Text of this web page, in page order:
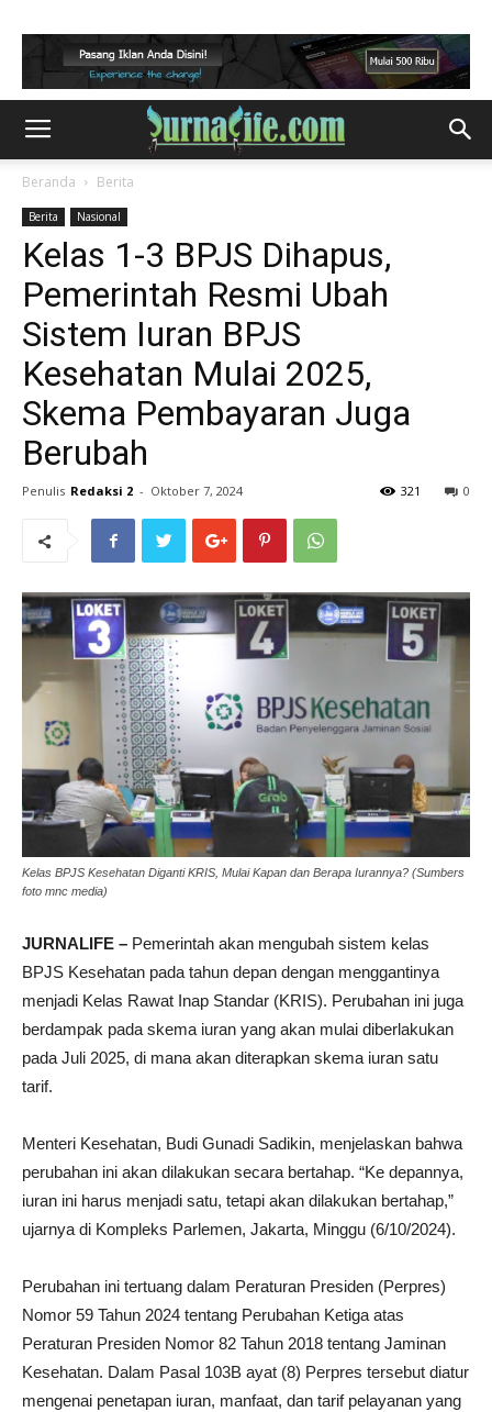
Beranda Berita
Berita Nasional
Kelas 1-3 BPJS Dihapus,
Pemerintah Resmi Ubah
Sistem Iuran BPJS
Kesehatan Mulai 2025,
Skema Pembayaran Juga
Berubah
Penulis Redaksi 2 - Oktober 7, 2024 0
321
Kelas BPJS Kesehatan Diganti KRIS, Mulai Kapan dan Berapa Iurannya? (Sumbers
foto mnc media)
JURNALIFE – Pemerintah akan mengubah sistem kelas
BPJS Kesehatan pada tahun depan dengan menggantinya
menjadi Kelas Rawat Inap Standar (KRIS). Perubahan ini juga
berdampak pada skema iuran yang akan mulai diberlakukan
pada Juli 2025, di mana akan diterapkan skema iuran satu
tarif.
Menteri Kesehatan, Budi Gunadi Sadikin, menjelaskan bahwa
perubahan ini akan dilakukan secara bertahap. “Ke depannya,
iuran ini harus menjadi satu, tetapi akan dilakukan bertahap,”
ujarnya di Kompleks Parlemen, Jakarta, Minggu (6/10/2024).
Perubahan ini tertuang dalam Peraturan Presiden (Perpres)
Nomor 59 Tahun 2024 tentang Perubahan Ketiga atas
Peraturan Presiden Nomor 82 Tahun 2018 tentang Jaminan
Kesehatan. Dalam Pasal 103B ayat (8) Perpres tersebut diatur
mengenai penetapan iuran, manfaat, dan tarif pelayanan yang